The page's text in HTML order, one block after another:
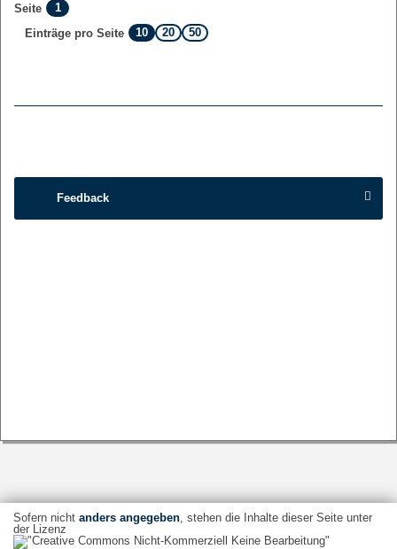
Seite
1
Einträge pro Seite
10 20 50
Feedback
Sofern nicht anders angegeben, stehen die Inhalte dieser Seite unter
der Lizenz